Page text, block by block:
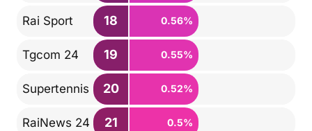
Rai Sport 18 0.56%
Tgcom 24 19 0.55%
Supertennis 20 0.52%
RaiNews 24 21 0.5%